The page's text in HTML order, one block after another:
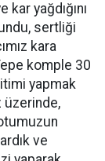
yağdığını
sertliği
kara
komple 30
yapmak
üzerinde,
ve